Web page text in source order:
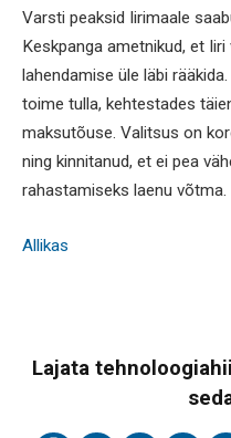
Varsti peaksid Iirimaale
Keskpanga ametnikud, et
lahendamise üle läbi
toime tulla, kehtestades
maksutõuse. Valitsus on
ning kinnitanud, et ei pea
rahastamiseks laenu võtma.
Allikas
Lajata